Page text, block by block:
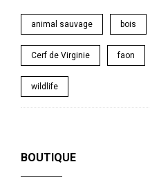
animal sauvage bois
Cerf de Virginie faon
wildlife
BOUTIQUE